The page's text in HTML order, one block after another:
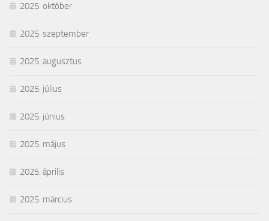
2025. október
2025. szeptember
2025. augusztus
2025. július
2025. június
2025. május
2025. április
2025. március